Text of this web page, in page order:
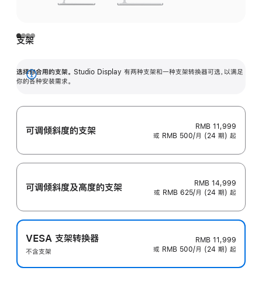
支架
选择你合用的支架。 Studio Display 有两种支架和一种支架转换器可选，以满足
你的各种安装需求。
展
可调倾斜度的支架
RMB 11,999
或 RMB 500/月 (24 期) 起
可调倾斜度及高‍度的支‍架
RMB 14,999
或 RMB 625/月 (24 期) 起
VESA 支架转换器
不含支架
RMB 11,999
或 RMB 500/月 (24 期) 起